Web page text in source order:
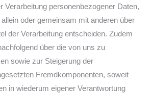
Verarbeitung personenbezogener Daten,
oder gemeinsam mit anderen über
der Verarbeitung entscheiden. Zudem
über die von uns zu
sowie zur Steigerung der
Fremdkomponenten, soweit
in wiederum eigener Verantwortung